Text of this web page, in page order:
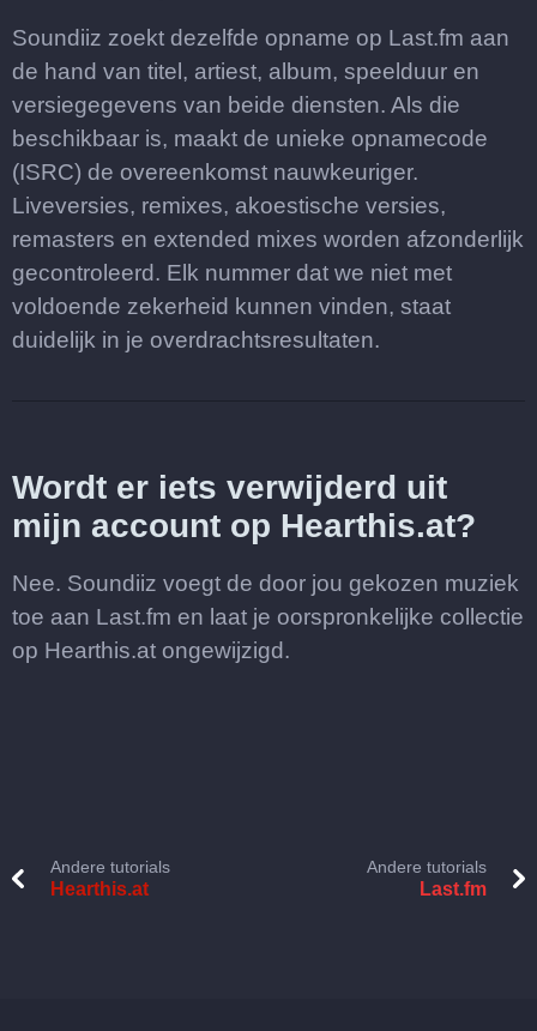
Soundiiz zoekt dezelfde opname op Last.fm aan
de hand van titel, artiest, album, speelduur en
versiegegevens van beide diensten. Als die
beschikbaar is, maakt de unieke opnamecode
(ISRC) de overeenkomst nauwkeuriger.
Liveversies, remixes, akoestische versies,
remasters en extended mixes worden afzonderlijk
gecontroleerd. Elk nummer dat we niet met
voldoende zekerheid kunnen vinden, staat
duidelijk in je overdrachtsresultaten.
Wordt er iets verwijderd uit
mijn account op Hearthis.at?
Nee. Soundiiz voegt de door jou gekozen muziek
toe aan Last.fm en laat je oorspronkelijke collectie
op Hearthis.at ongewijzigd.
Andere tutorials
Hearthis.at
Andere tutorials
Last.fm